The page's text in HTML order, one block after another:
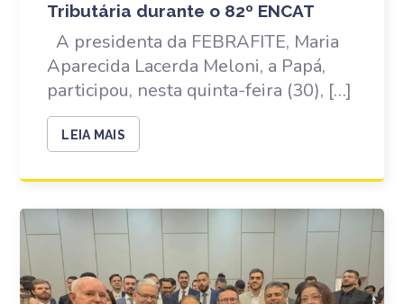
Tributária durante o 82º ENCAT
A presidenta da FEBRAFITE, Maria
Aparecida Lacerda Meloni, a Papá,
participou, nesta quinta-feira (30), […]
LEIA MAIS